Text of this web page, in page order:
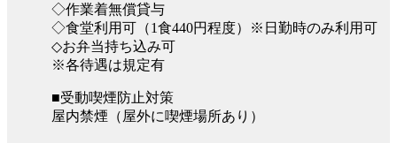
◇作業着無償貸与
◇食堂利用可（1食440円程度）※日勤時のみ利用可
◇お弁当持ち込み可
※各待遇は規定有
■受動喫煙防止対策
屋内禁煙（屋外に喫煙場所あり）